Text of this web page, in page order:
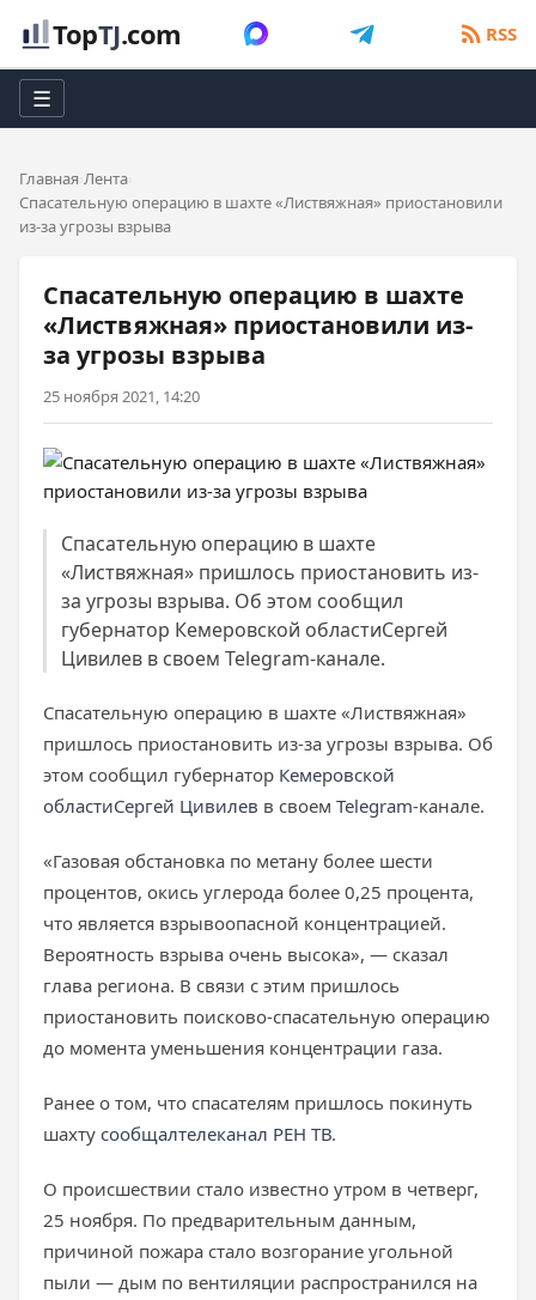
TopTJ.com RSS
☰
Главная Лента
Спасательную операцию в шахте «Листвяжная» приостановили
из-за угрозы взрыва
Спасательную операцию в шахте
«Листвяжная» приостановили из-
за угрозы взрыва
25 ноября 2021, 14:20
Спасательную операцию в шахте
«Листвяжная» пришлось приостановить из-
за угрозы взрыва. Об этом сообщил
губернатор Кемеровской областиСергей
Цивилев в своем Telegram-канале.
Спасательную операцию в шахте «Листвяжная»
пришлось приостановить из-за угрозы взрыва. Об
этом сообщил губернатор Кемеровской
областиСергей Цивилев в своем Telegram-канале.
«Газовая обстановка по метану более шести
процентов, окись углерода более 0,25 процента,
что является взрывоопасной концентрацией.
Вероятность взрыва очень высока», — сказал
глава региона. В связи с этим пришлось
приостановить поисково-спасательную операцию
до момента уменьшения концентрации газа.
Ранее о том, что спасателям пришлось покинуть
шахту сообщалтелеканал РЕН ТВ.
О происшествии стало известно утром в четверг,
25 ноября. По предварительным данным,
причиной пожара стало возгорание угольной
пыли — дым по вентиляции распространился на